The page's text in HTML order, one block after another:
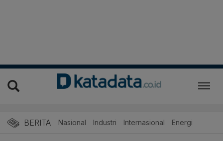
BERITA Nasional Industri Internasional Energi